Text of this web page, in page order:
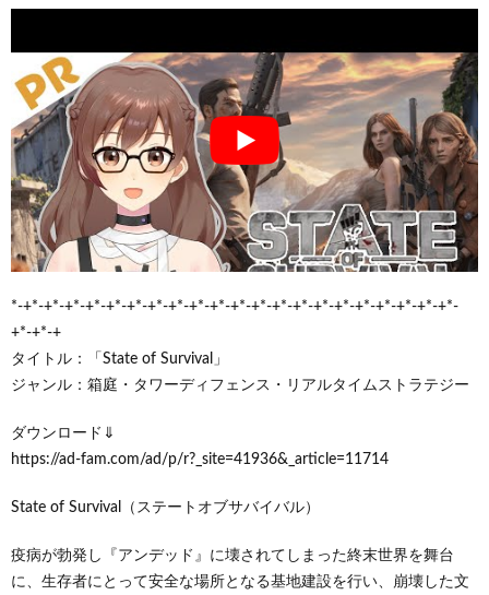
*-+*-+*-+*-+*-+*-+*-+*-+*-+*-+*-+*-+*-+*-+*-+*-+*-+*-+*-+*-+*-+*-
+*-+*-+
タイトル：「State of Survival」
ジャンル：箱庭・タワーディフェンス・リアルタイムストラテジー
ダウンロード⇓
https://ad-fam.com/ad/p/r?_site=41936&_article=11714
State of Survival（ステートオブサバイバル）
疫病が勃発し『アンデッド』に壊されてしまった終末世界を舞台
に、生存者にとって安全な場所となる基地建設を行い、崩壊した文